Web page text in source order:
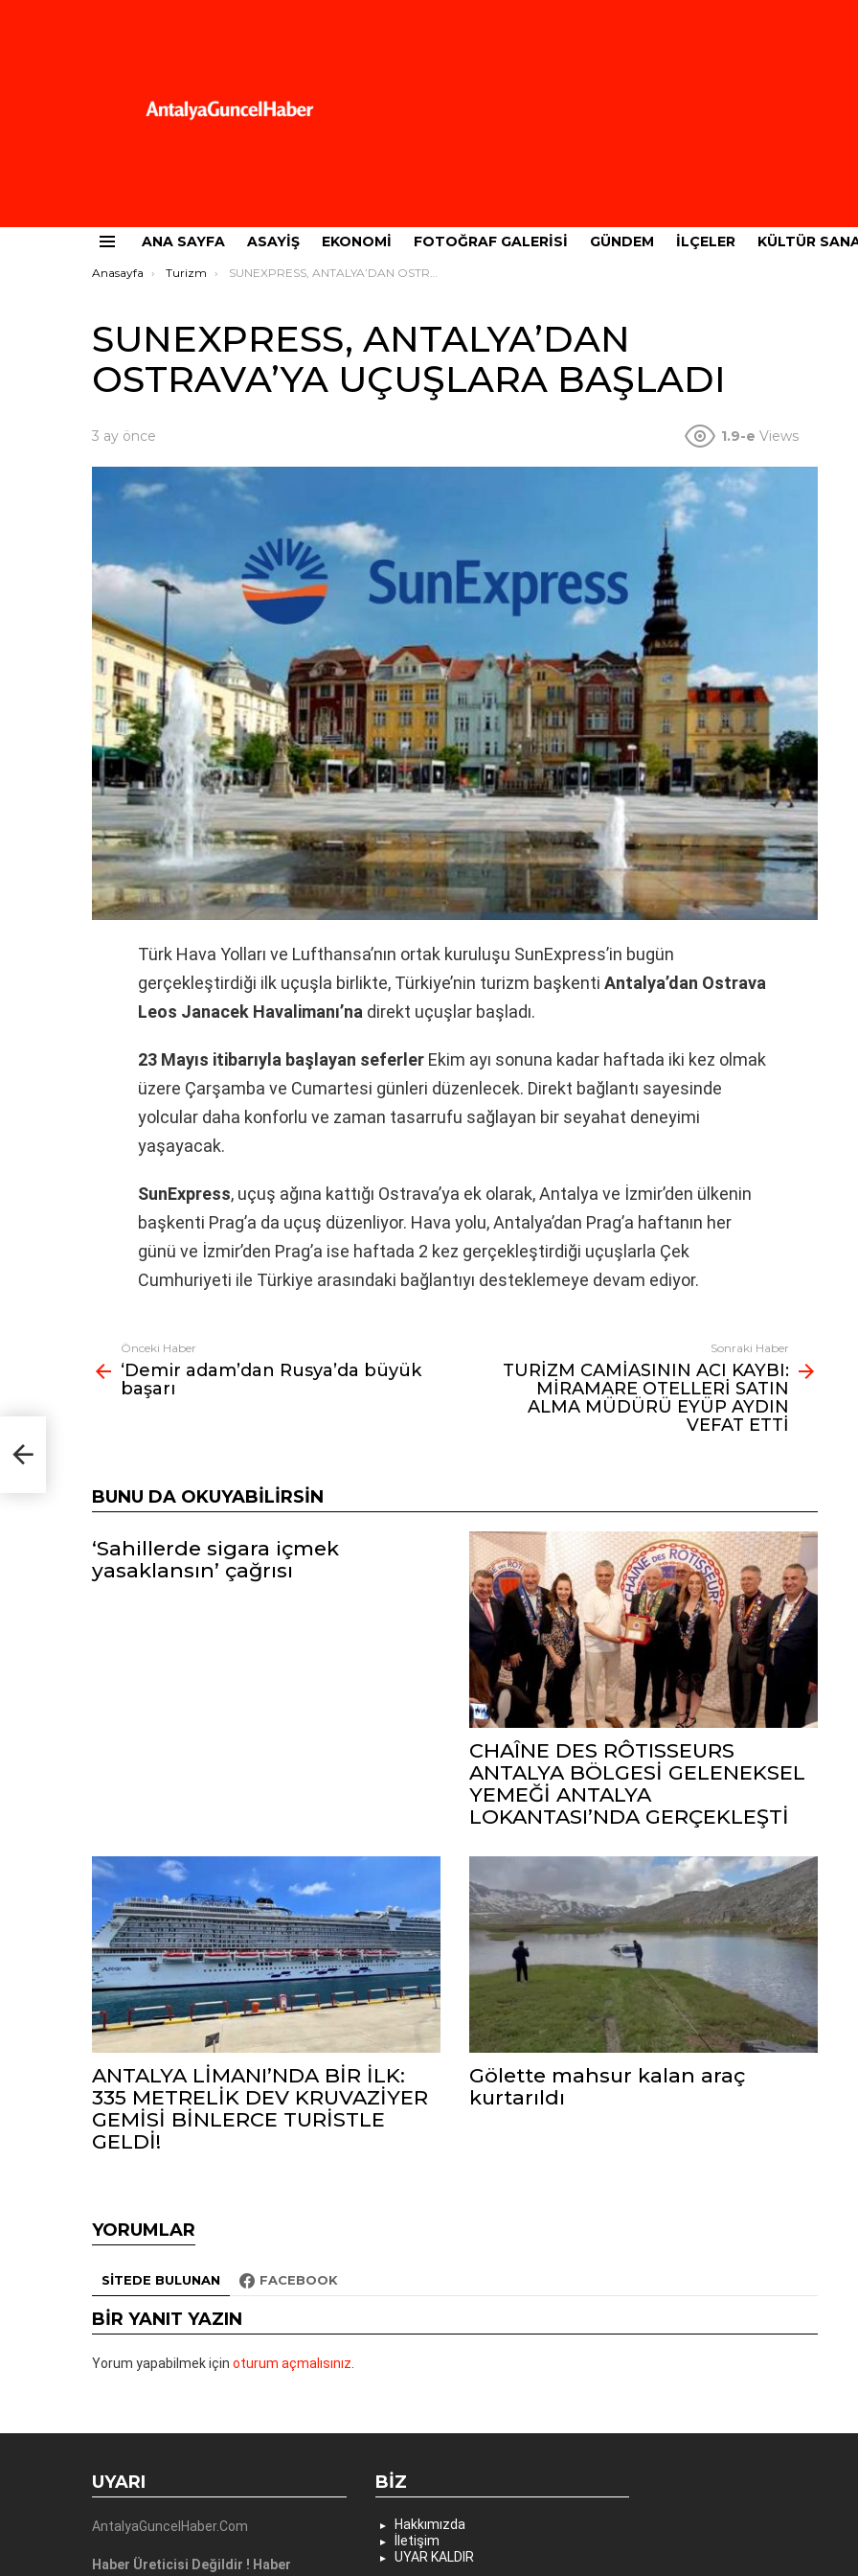
ANA SAYFA ASAYIŞ EKONOMI FOTOĞRAF GALERISI GÜNDEM İLÇELER KÜLTÜR
Buradasınız:
Anasayfa Turizm SUNEXPRESS, ANTALYA’DAN OSTRAVA’YA UÇUŞLARA BAŞLADI
SUNEXPRESS, ANTALYA’DAN
OSTRAVA’YA UÇUŞLARA BAŞLADI
3 ay önce 1.9-e Views
Türk Hava Yolları ve Lufthansa’nın ortak kuruluşu SunExpress’in bugün
gerçekleştirdiği ilk uçuşla birlikte, Türkiye’nin turizm başkenti Antalya’dan Ostrava
Leos Janacek Havalimanı’na direkt uçuşlar başladı.
23 Mayıs itibarıyla başlayan seferler Ekim ayı sonuna kadar haftada iki kez olmak
üzere Çarşamba ve Cumartesi günleri düzenlecek. Direkt bağlantı sayesinde
yolcular daha konforlu ve zaman tasarrufu sağlayan bir seyahat deneyimi
yaşayacak.
SunExpress, uçuş ağına kattığı Ostrava’ya ek olarak, Antalya ve İzmir’den ülkenin
başkenti Prag’a da uçuş düzenliyor. Hava yolu, Antalya’dan Prag’a haftanın her
günü ve İzmir’den Prag’a ise haftada 2 kez gerçekleştirdiği uçuşlarla Çek
Cumhuriyeti ile Türkiye arasındaki bağlantıyı desteklemeye devam ediyor.
Fazlasına
bak
Önceki Haber
‘Demir adam’dan Rusya’da büyük
başarı
Sonraki Haber
TURİZM CAMİASININ ACI KAYBI:
MİRAMARE OTELLERİ SATIN
ALMA MÜDÜRÜ EYÜP AYDIN
VEFAT ETTİ
BUNU DA OKUYABILIRSIN
‘Sahillerde sigara içmek
yasaklansın’ çağrısı
CHAÎNE DES RÔTISSEURS
ANTALYA BÖLGESİ GELENEKSEL
YEMEĞİ ANTALYA
LOKANTASI’NDA GERÇEKLEŞTİ
ANTALYA LİMANI’NDA BİR İLK:
335 METRELİK DEV KRUVAZİYER
GEMİSİ BİNLERCE TURİSTLE
GELDİ!
Gölette mahsur kalan araç
kurtarıldı
YORUMLAR
SITEDE BULUNAN FACEBOOK
BIR YANIT YAZIN
Yorum yapabilmek için oturum açmalısınız
UYARI
AntalyaGuncelHaber.Com
Haber Üreticisi Değildir ! Haber
BIZ
Hakkımızda
İletişim
UYAR KALDIR